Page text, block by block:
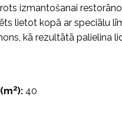
izmantošanai
lietot kopā ar speciālu
kā rezultātā palielina
2): 40